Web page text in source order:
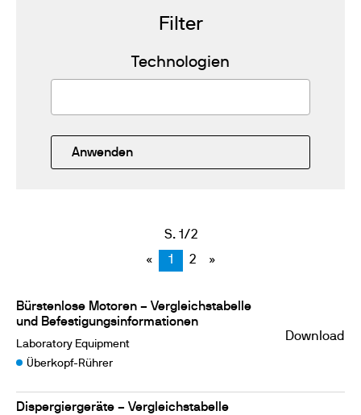
Filter
Technologien
Anwenden
S. 1/2
« 1 2 »
Bürstenlose Motoren – Vergleichstabelle
und Befestigungsinformationen
Laboratory Equipment
Überkopf-Rührer
Download
Dispergiergeräte – Vergleichstabelle